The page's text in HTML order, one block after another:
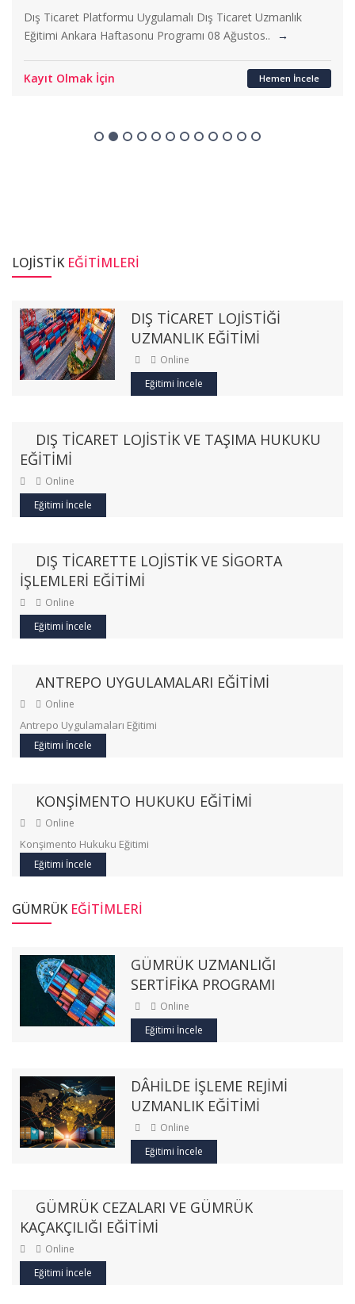
Dış Ticaret Platformu Uygulamalı Dış Ticaret Uzmanlık
Eğitimi İzmir Haftasonu Programı 08 Ağustos.. →
Kayıt Olmak İçin Hemen İncele
LOJİSTİK EĞITIMLERI
DIŞ TİCARET LOJİSTİĞİ
UZMANLIK EĞİTİMİ
Online
Eğitimi İncele
DIŞ TİCARET LOJİSTİK VE TAŞIMA HUKUKU
EĞİTİMİ
Online
Eğitimi İncele
DIŞ TİCARETTE LOJİSTİK VE SİGORTA
İŞLEMLERİ EĞİTİMİ
Online
Eğitimi İncele
ANTREPO UYGULAMALARI EĞİTİMİ
Online
Antrepo Uygulamaları Eğitimi
Eğitimi İncele
KONŞİMENTO HUKUKU EĞİTİMİ
Online
Konşimento Hukuku Eğitimi
Eğitimi İncele
GÜMRÜK EĞİTİMLERİ
GÜMRÜK UZMANLIĞI
SERTİFİKA PROGRAMI
Online
Eğitimi İncele
DÂHİLDE İŞLEME REJİMİ
UZMANLIK EĞİTİMİ
Online
Eğitimi İncele
GÜMRÜK CEZALARI VE GÜMRÜK
KAÇAKÇILIĞI EĞİTİMİ
Online
Eğitimi İncele